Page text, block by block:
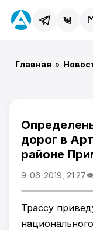
Главная »
дорог в
районе
9-06-2019, 21:27
Трассу